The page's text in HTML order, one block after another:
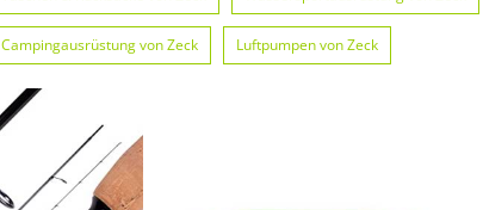
Campingausrüstung von Zeck Luftpumpen von Zeck